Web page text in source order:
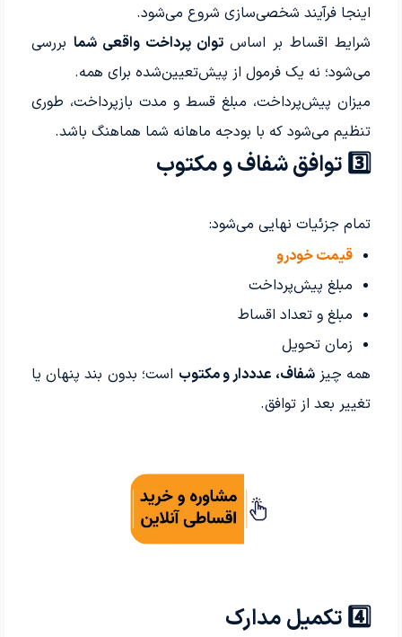
اینجا فرآیند شخصی‌سازی شروع می‌شود.
شرایط اقساط بر اساستوان پرداخت واقعی شما بررسی
می‌شود؛ نه یک فرمول از پیش‌تعیین‌شده برای همه.
میزان پیش‌پرداخت، مبلغ قسط و مدت بازپرداخت، طوری
تنظیم می‌شود که با بودجه ماهانه شما هماهنگ باشد.
3️⃣ توافق شفاف و مکتوب
تمام جزئیات نهایی می‌شود:
قیمت خودرو
مبلغ پیش‌پرداخت
مبلغ و تعداد اقساط
زمان تحویل
همه چیزشفاف، عدددار و مکتوب است؛ بدون بند پنهان یا
تغییر بعد از توافق.
4️⃣ تکمیل مدارک